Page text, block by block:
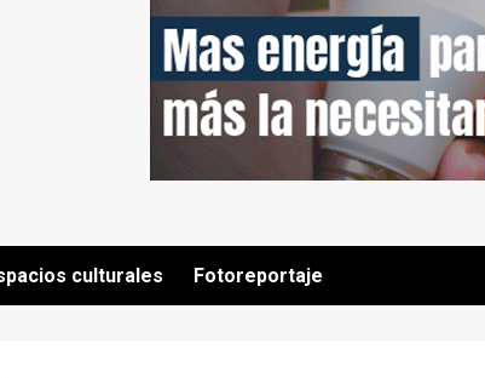
culturales Fotoreportaje